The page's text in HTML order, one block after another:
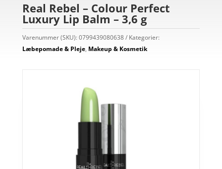
Real Rebel – Colour Perfect
Luxury Lip Balm – 3,6 g
Varenummer (SKU):0799439080638
Kategorier:
Læbepomade & Pleje, Makeup & Kosmetik